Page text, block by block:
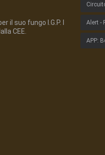
il suo fungo I.G.P. I
CEE.
Alert -
APP: